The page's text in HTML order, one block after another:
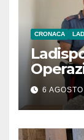
CRONACA
6